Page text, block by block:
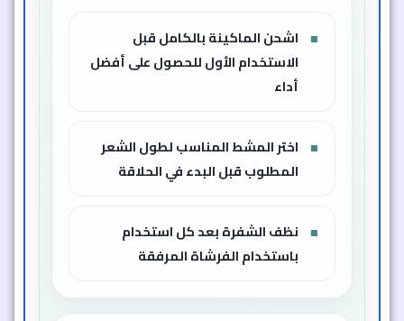
اشحن الماكينة بالكامل قبل
الاستخدام الأول للحصول على أفضل
أداء
اختر المشط المناسب لطول الشعر
المطلوب قبل البدء في الحلاقة
نظف الشفرة بعد كل استخدام
باستخدام الفرشاة المرفقة